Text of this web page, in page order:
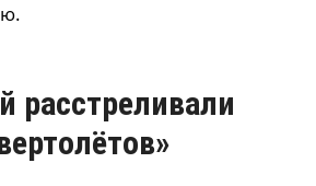
расстреливали